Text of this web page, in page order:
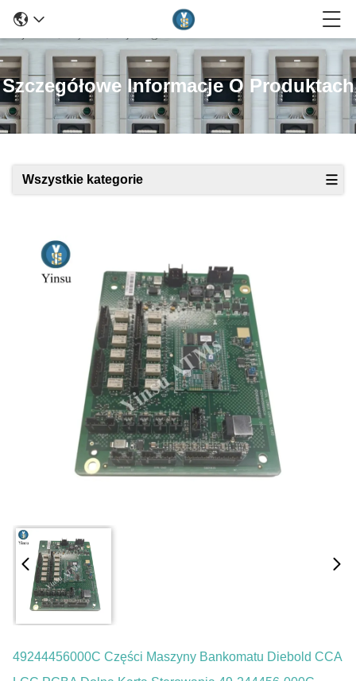
Szczegółowe Informacje O Produktach
Wszystkie kategorie
49244456000C Części Maszyny Bankomatu Diebold CCA